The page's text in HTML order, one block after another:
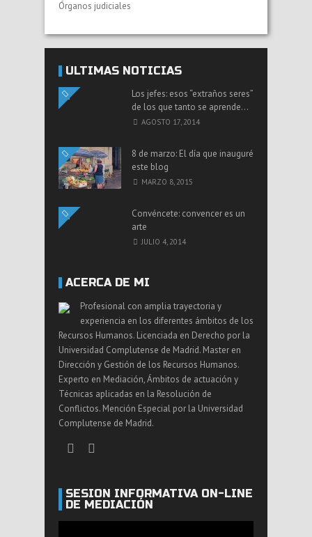
Órganos judiciales
ÚLTIMAS NOTICIAS
Los jefes: esos “extraños seres”
de los que tanto se aprende…
AGOSTO 17, 2014
8 de marzo: El día que inauguré
este blog
MARZO 8, 2015
Convéncete: convencer es un
arte
JULIO 4, 2014
ACERCA DE MI
Profesional con amplia trayectoria y
experiencia en los diferentes ámbitos de los
Recursos Humanos. Licenciada en Derecho por la
Universidad Complutense de Madrid. Master en
Dirección y Gestión de los Recursos Humanos.
Experto en Mediación, Ámbitos de actuación y
Técnicas aplicadas en la Resolución de
Conflictos. Mención Especial por la Universidad
Complutense de Madrid.
SESIÓN INFORMATIVA ON-LINE
DE MEDIACIÓN